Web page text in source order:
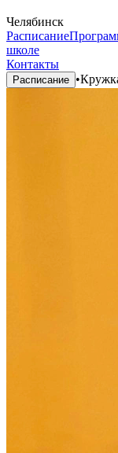
Челябинск
Расписание
школе
Контакты
Расписание •